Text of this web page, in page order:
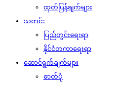
ထုတ်ပြန်ချက်များ
သတင်း
ပြည်တွင်းရေးရာ
နိုင်ငံတကာရေးရာ
ဆောင်ရွက်ချက်များ
ဓာတ်ပုံ